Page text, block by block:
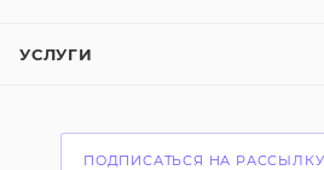
УСЛУГИ
ПОДПИСАТЬСЯ НА РАССЫЛКУ